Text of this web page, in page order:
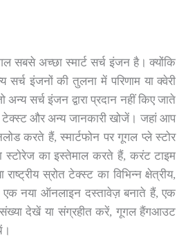
सबसे अच्छा स्मार्ट सर्च इंजन है। क्योंकि
इंजनों की तुलना में परिणाम या क्वेरी
सर्च इंजन द्वारा प्रदान नहीं किए जाते
टेक्स्ट और अन्य जानकारी खोजें। जहां आप
करते हैं, स्मार्टफोन पर गूगल प्ले स्टोर
का इस्तेमाल करते हैं, करंट टाइम
स्रोत टेक्स्ट का विभिन्न क्षेत्रीय,
एक नया ऑनलाइन दस्तावेज़ बनाते हैं, एक
देखें या संग्रहीत करें, गूगल हैंगआउट